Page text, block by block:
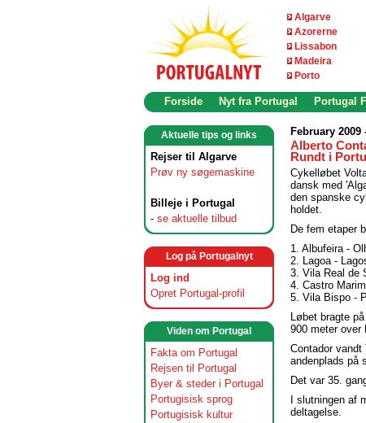
Algarve
Azorerne
Lissabon
Madeira
Porto
Forside Nyt fra Portugal Portugal
Aktuelle tips og links
Rejser til Algarve
Prøv ny søgemaskine
Billeje i Portugal
- se aktuelle tilbud
Log på Portugalnyt
Log ind
Opret Portugal-profil
Viden om Portugal
Fakta om Portugal
Rejsen til Portugal
Byer & steder i Portugal
Portugisisk sprog
Portugisisk kultur
February
Alberto
Rundt i
Cykelløbet
dansk med
den spanske
holdet.
De fem etaper
1. Albufeira -
2. Lagoa -
3. Vila Real de
4. Castro
5. Vila Bispo -
Løbet bragte
900 meter over
Contador vandt
andenplads på
Det var 35.
I slutningen af
deltagelse.